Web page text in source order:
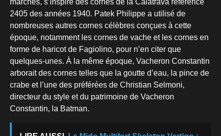
2405 des années 1940. Patek Philippe a utilisé de
nombreuses autres cornes célèbres conçues à cette
époque, notamment les cornes de vache et les cornes en
forme de haricot de Fagiolino, pour n’en citer que
quelques-unes. À la même époque, Vacheron Constantin
arborait des cornes telles que la goutte d’eau, la pince de
crabe et l’une des préférées de Christian Selmoni,
directeur du style et du patrimoine de Vacheron
Constantin, la Batman.